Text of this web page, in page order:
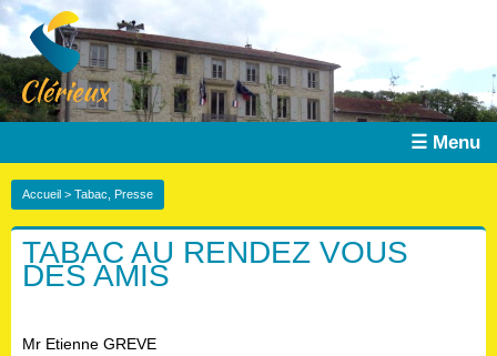
☰ Menu
Accueil > Tabac, Presse
TABAC AU RENDEZ VOUS
DES AMIS
Mr Etienne GREVE